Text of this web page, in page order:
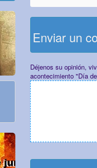
Enviar un
Déjenos su opinión,
acontecimiento "Día